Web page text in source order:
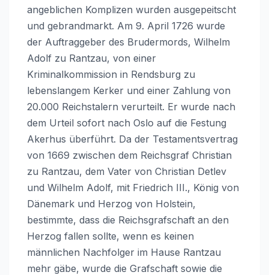
angeblichen Komplizen wurden ausgepeitscht
und gebrandmarkt. Am 9. April 1726 wurde
der Auftraggeber des Brudermords, Wilhelm
Adolf zu Rantzau, von einer
Kriminalkommission in Rendsburg zu
lebenslangem Kerker und einer Zahlung von
20.000 Reichstalern verurteilt. Er wurde nach
dem Urteil sofort nach Oslo auf die Festung
Akerhus überführt. Da der Testamentsvertrag
von 1669 zwischen dem Reichsgraf Christian
zu Rantzau, dem Vater von Christian Detlev
und Wilhelm Adolf, mit Friedrich III., König von
Dänemark und Herzog von Holstein,
bestimmte, dass die Reichsgrafschaft an den
Herzog fallen sollte, wenn es keinen
männlichen Nachfolger im Hause Rantzau
mehr gäbe, wurde die Grafschaft sowie die